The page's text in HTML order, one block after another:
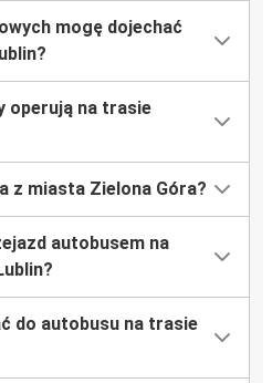
mogę dojechać
operują na trasie
z miasta Zielona Góra?
autobusem na
do autobusu na trasie